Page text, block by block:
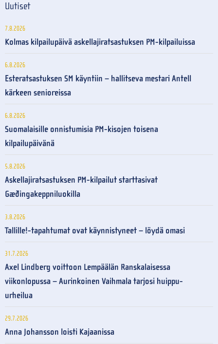
Uutiset
7.8.2026
Kolmas kilpailupäivä askellajiratsastuksen PM-kilpailuissa
6.8.2026
Esteratsastuksen SM käyntiin – hallitseva mestari Antell
kärkeen senioreissa
6.8.2026
Suomalaisille onnistumisia PM-kisojen toisena
kilpailupäivänä
5.8.2026
Askellajiratsastuksen PM-kilpailut starttasivat
Gæðingakeppniluokilla
3.8.2026
Tallille!-tapahtumat ovat käynnistyneet – löydä omasi
31.7.2026
Axel Lindberg voittoon Lempäälän Ranskalaisessa
viikonlopussa – Aurinkoinen Vaihmala tarjosi huippu-
urheilua
29.7.2026
Anna Johansson loisti Kajaanissa